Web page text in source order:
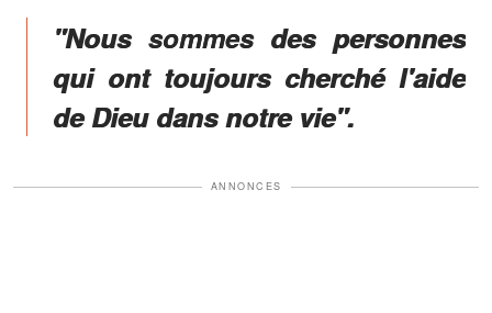
"Nous sommes des personnes
qui ont toujours cherché l'aide
de Dieu dans notre vie".
ANNONCES